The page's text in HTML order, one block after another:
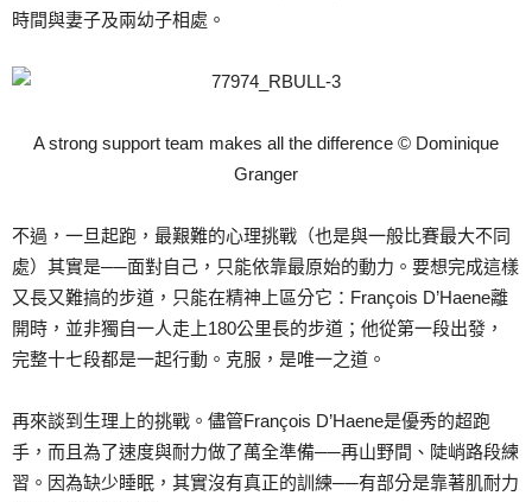
時間與妻子及兩幼子相處。
A strong support team makes all the difference © Dominique
Granger
不過，一旦起跑，最艱難的心理挑戰（也是與一般比賽最大不同
處）其實是──面對自己，只能依靠最原始的動力。要想完成這樣
又長又難搞的步道，只能在精神上區分它：François D’Haene離
開時，並非獨自一人走上180公里長的步道；他從第一段出發，
完整十七段都是一起行動。克服，是唯一之道。
再來談到生理上的挑戰。儘管François D’Haene是優秀的超跑
手，而且為了速度與耐力做了萬全準備──再山野間、陡峭路段練
習。因為缺少睡眠，其實沒有真正的訓練──有部分是靠著肌耐力